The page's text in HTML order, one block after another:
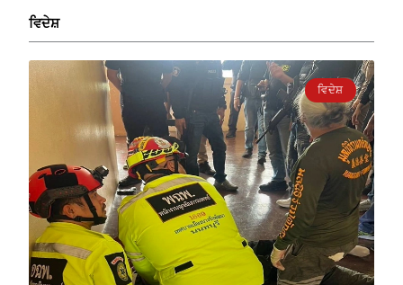
ਵਿਦੇਸ਼
ਵਿਦੇਸ਼